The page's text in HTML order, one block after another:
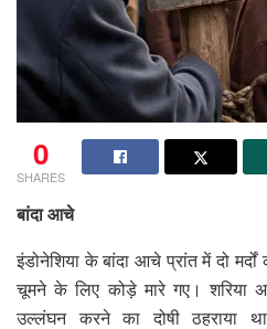
0
SHARES
बांदा आचे
इंडोनेशिया के बांदा आचे प्रांत में दो
चूमने के लिए कोड़े मारे गए। शरिया
उल्लंघन करने का दोषी ठहराया